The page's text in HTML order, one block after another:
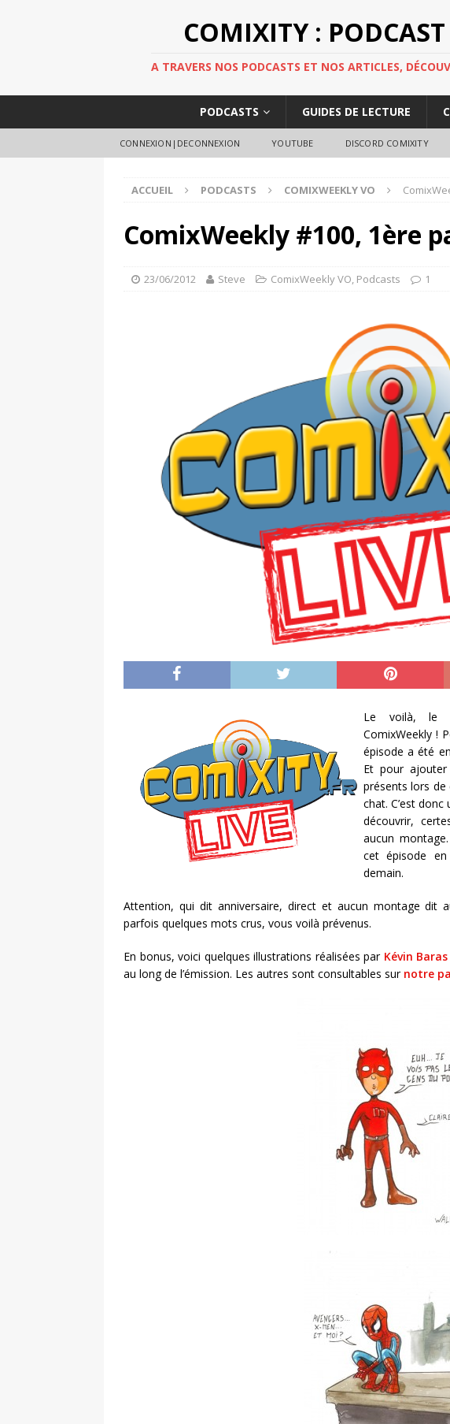
COMIXITY :
A TRAVERS NOS PODCASTS ET NOS ARTICLES,
PODCASTS GUIDES DE LECTURE
CONNEXION|DECONNEXION YOUTUBE DISCORD COMIXITY
ACCUEIL PODCASTS COMIXWEEKLY VO
ComixWeekly #100, 1ère
23/06/2012 Steve ComixWeekly VO, Podcasts 1
Le voilà, le
ComixWeekly !
épisode a été
Et pour ajouter
présents lors de
chat. C’est
découvrir,
aucun
cet épisode
demain.
Attention, qui dit anniversaire, direct et aucun montage dit
parfois quelques mots crus, vous voilà prévenus.
En bonus, voici quelques illustrations réalisées par Kévin Baras
au long de l’émission. Les autres sont consultables sur notre